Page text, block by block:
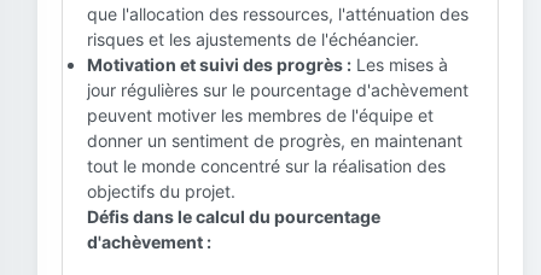
que l'allocation des ressources, l'atténuation des
risques et les ajustements de l'échéancier.
Motivation et suivi des progrès : Les mises à
jour régulières sur le pourcentage d'achèvement
peuvent motiver les membres de l'équipe et
donner un sentiment de progrès, en maintenant
tout le monde concentré sur la réalisation des
objectifs du projet.
Défis dans le calcul du pourcentage
d'achèvement :